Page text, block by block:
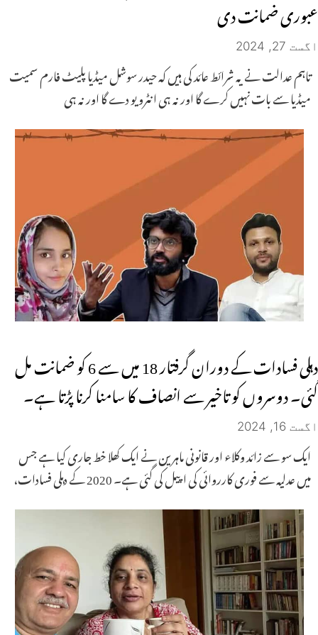
عبوری ضمانت دی
اگست 27, 2024
تاہم عدالت نے یہ شرائط عائد کی ہیں کہ حیدر سوشل میڈیا پلیٹ فارم سمیت
میڈیا سے بات نہیں کرے گا اور نہ ہی انٹرویو دے گا اور نہ ہی
دہلی فسادات کے دوران گرفتار 18 میں سے 6 کو ضمانت مل
گئی۔ دوسروں کو تاخیر سے انصاف کا سامنا کرنا پڑتا ہے۔
اگست 16, 2024
ایک سو سے زائد وکلاء اور قانونی ماہرین نے ایک کھلا خط جاری کیا ہے جس
میں عدلیہ سے فوری کارروائی کی اپیل کی گئی ہے۔ 2020 کے دہلی فسادات،